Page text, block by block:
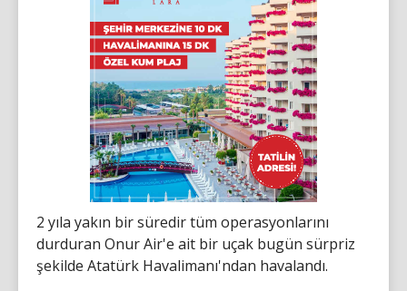
2 yıla yakın bir süredir tüm operasyonlarını
durduran Onur Air'e ait bir uçak bugün sürpriz
şekilde Atatürk Havalimanı'ndan havalandı.